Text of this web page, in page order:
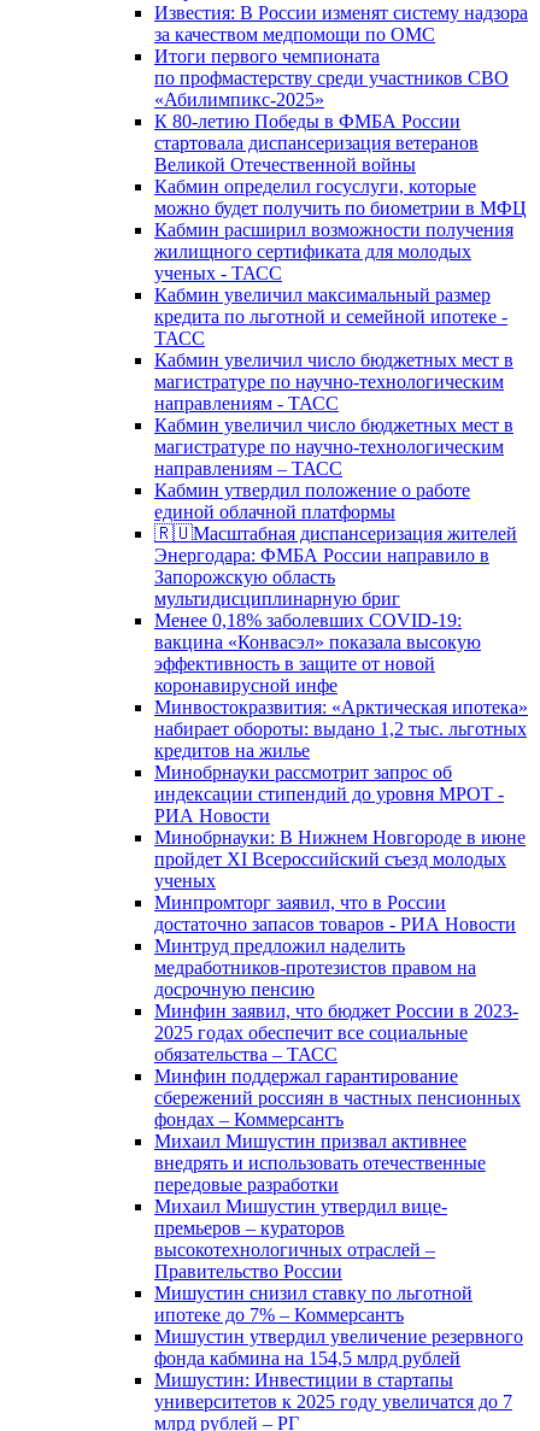
Известия: В России изменят систему надзора
за качеством медпомощи по ОМС
Итоги первого чемпионата
по профмастерству среди участников СВО
«Абилимпикс-2025»
К 80-летию Победы в ФМБА России
стартовала диспансеризация ветеранов
Великой Отечественной войны
Кабмин определил госуслуги, которые
можно будет получить по биометрии в МФЦ
Кабмин расширил возможности получения
жилищного сертификата для молодых
ученых - ТАСС
Кабмин увеличил максимальный размер
кредита по льготной и семейной ипотеке -
ТАСС
Кабмин увеличил число бюджетных мест в
магистратуре по научно-технологическим
направлениям - ТАСС
Кабмин увеличил число бюджетных мест в
магистратуре по научно-технологическим
направлениям – ТАСС
Кабмин утвердил положение о работе
единой облачной платформы
🇷🇺Масштабная диспансеризация жителей
Энергодара: ФМБА России направило в
Запорожскую область
мультидисциплинарную бриг
Менее 0,18% заболевших COVID-19:
вакцина «Конвасэл» показала высокую
эффективность в защите от новой
коронавирусной инфе
Минвостокразвития: «Арктическая ипотека»
набирает обороты: выдано 1,2 тыс. льготных
кредитов на жилье
Минобрнауки рассмотрит запрос об
индексации стипендий до уровня МРОТ -
РИА Новости
Минобрнауки: В Нижнем Новгороде в июне
пройдет XI Всероссийский съезд молодых
ученых
Минпромторг заявил, что в России
достаточно запасов товаров - РИА Новости
Минтруд предложил наделить
медработников-протезистов правом на
досрочную пенсию
Минфин заявил, что бюджет России в 2023-
2025 годах обеспечит все социальные
обязательства – ТАСС
Минфин поддержал гарантирование
сбережений россиян в частных пенсионных
фондах – Коммерсантъ
Михаил Мишустин призвал активнее
внедрять и использовать отечественные
передовые разработки
Михаил Мишустин утвердил вице-
премьеров – кураторов
высокотехнологичных отраслей –
Правительство России
Мишустин снизил ставку по льготной
ипотеке до 7% – Коммерсантъ
Мишустин утвердил увеличение резервного
фонда кабмина на 154,5 млрд рублей
Мишустин: Инвестиции в стартапы
университетов к 2025 году увеличатся до 7
млрд рублей – РГ